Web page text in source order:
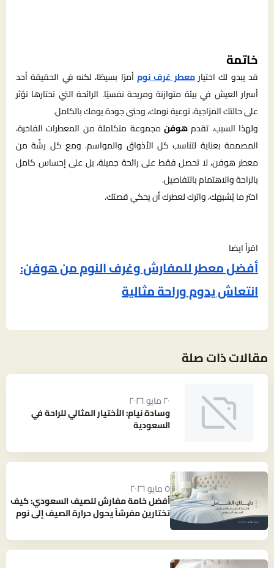
خاتمة
قد يبدو لك اختيارمعطر غرف نومأمرًا بسيطًا، لكنه في الحقيقة أحد
أسرار العيش في بيئة متوازنة ومريحة نفسيًا. الرائحة التي تختارها تؤثر
على حالتك المزاجية، نوعية نومك، وحتى جودة يومك بالكامل.
ولهذا السبب، تقدمهوفن مجموعة متكاملة من المعطرات الفاخرة،
المصممة بعناية لتناسب كل الأذواق والمواسم. ومع كل رشّة من
معطر هوفن، لا تحصل فقط على رائحة جميلة، بل على إحساس كامل
بالراحة والاهتمام بالتفاصيل.
اختر ما يُشبهك، واترك لعطرك أن يحكي قصتك.
اقرأ ايضا
أفضل معطر للمفارش وغرف النوم من هوفن:
انتعاش يدوم وراحة مثالية
مقالات ذات صلة
٢٠ مايو ٢٠٢٦
وسادة نيام: الأختيار المثالي للراحة في
السعودية
٥ مايو ٢٠٢٦
أفضل خامة مفارش للصيف السعودي: كيف
تختارين مفرشاً يحول حرارة الصيف إلى نوم